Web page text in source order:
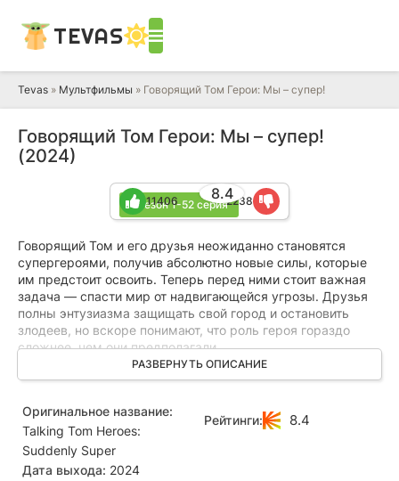
TEVAS
Tevas » Мультфильмы » Говорящий Том Герои: Мы – супер!
Говорящий Том Герои: Мы – супер!
(2024)
1 сезон 1-52 серия
8.4
11406 2238
Говорящий Том и его друзья неожиданно становятся
супергероями, получив абсолютно новые силы, которые
им предстоит освоить. Теперь перед ними стоит важная
задача — спасти мир от надвигающейся угрозы. Друзья
полны энтузиазма защищать свой город и остановить
злодеев, но вскоре понимают, что роль героя гораздо
сложнее, чем они предполагали.
Однако трудности не останавливают их. Команда не
чтобы одержать победу. Их ждут испытания, которые
проверят дружбу и силу духа, но они готовы преодолеть
любые преграды.
РАЗВЕРНУТЬ ОПИСАНИЕ
Оригинальное название:
Talking Tom Heroes:
Suddenly Super
Дата выхода: 2024
Рейтинги: 8.4